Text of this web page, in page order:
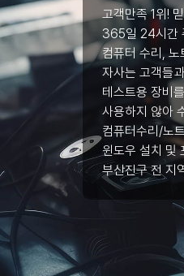
고객만족 1위!
365일 24시간
컴퓨터 수리,
자사는 고객들
테스트용 장비
사용하지 않아
컴퓨터수리/노
윈도우 설치 및
부산진구 전 지